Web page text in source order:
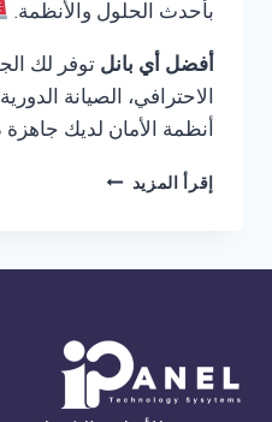
بأحدث الحلول والأنظمة.
أفضل أي بانل توفر لك
الاحترافي، الصيانة
أنظمة الأمان لديك جاهزة
إقرأ المزيد شركة
01554305486